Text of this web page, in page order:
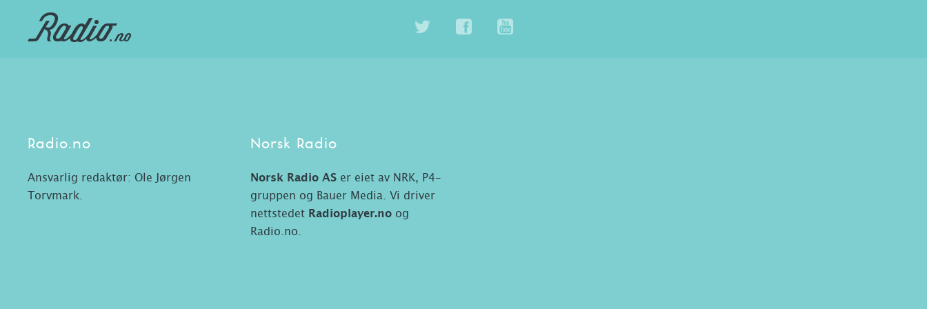
Radio.no
Ansvarlig redaktør: Ole Jørgen
Torvmark.
Norsk Radio
Norsk Radio AS er eiet av NRK, P4-
gruppen og Bauer Media. Vi driver
nettstedet Radioplayer.no og
Radio.no.